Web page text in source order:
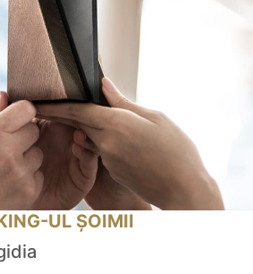
UL ȘOIMII